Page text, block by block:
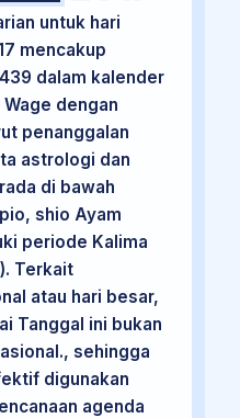
untuk hari
mencakup
dalam kalender
dengan
penanggalan
astrologi dan
di bawah
shio Ayam
periode Kalima
Terkait
atau hari besar,
Tanggal ini bukan
sehingga
digunakan
agenda